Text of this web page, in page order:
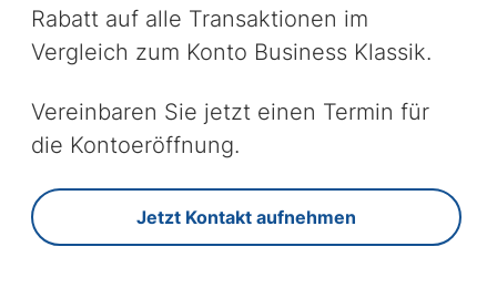
Rabatt auf alle Transaktionen im
Vergleich zum Konto Business Klassik.
Vereinbaren Sie jetzt einen Termin für
die Kontoeröffnung.
Jetzt Kontakt aufnehmen